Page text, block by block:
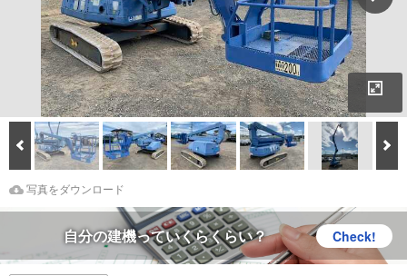
Prev 次
Download Images
写真をダウンロード
自分の建機っていくらくらい？ Check!